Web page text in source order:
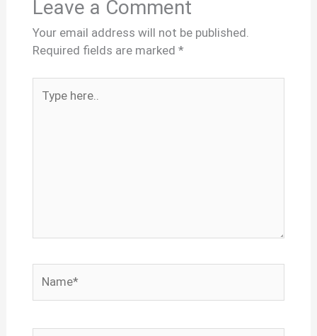
Leave a Comment
Your email address will not be published.
Required fields are marked *
here..